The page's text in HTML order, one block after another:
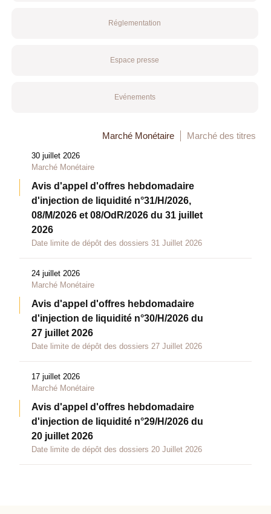
Réglementation
Espace presse
Evénements
Marché Monétaire Marché des titres
30 juillet 2026
Marché Monétaire
Avis d'appel d'offres hebdomadaire
d'injection de liquidité n°31/H/2026,
08/M/2026 et 08/OdR/2026 du 31 juillet
2026
Date limite de dépôt des dossiers 31 Juillet 2026
24 juillet 2026
Marché Monétaire
Avis d'appel d'offres hebdomadaire
d'injection de liquidité n°30/H/2026 du
27 juillet 2026
Date limite de dépôt des dossiers 27 Juillet 2026
17 juillet 2026
Marché Monétaire
Avis d'appel d'offres hebdomadaire
d'injection de liquidité n°29/H/2026 du
20 juillet 2026
Date limite de dépôt des dossiers 20 Juillet 2026